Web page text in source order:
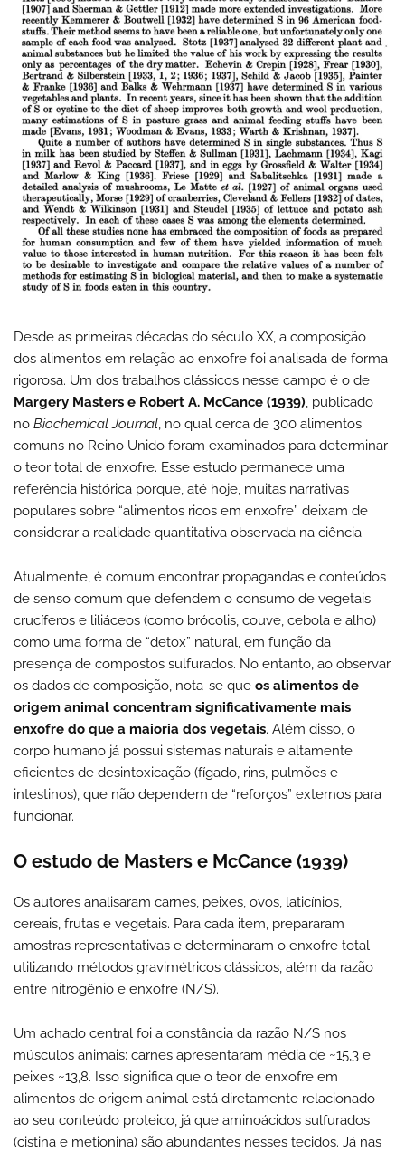
Desde as primeiras décadas do século XX, a composição
dos alimentos em relação ao enxofre foi analisada de forma
rigorosa. Um dos trabalhos clássicos nesse campo é o de
Margery Masters e Robert A. McCance (1939), publicado
no Biochemical Journal, no qual cerca de 300 alimentos
comuns no Reino Unido foram examinados para determinar
o teor total de enxofre. Esse estudo permanece uma
referência histórica porque, até hoje, muitas narrativas
populares sobre “alimentos ricos em enxofre” deixam de
considerar a realidade quantitativa observada na ciência.
Atualmente, é comum encontrar propagandas e conteúdos
de senso comum que defendem o consumo de vegetais
crucíferos e liliáceos (como brócolis, couve, cebola e alho)
como uma forma de “detox” natural, em função da
presença de compostos sulfurados. No entanto, ao observar
os dados de composição, nota-se que os alimentos de
origem animal concentram significativamente mais
enxofre do que a maioria dos vegetais. Além disso, o
corpo humano já possui sistemas naturais e altamente
eficientes de desintoxicação (fígado, rins, pulmões e
intestinos), que não dependem de “reforços” externos para
funcionar.
O estudo de Masters e McCance (1939)
Os autores analisaram carnes, peixes, ovos, laticínios,
cereais, frutas e vegetais. Para cada item, prepararam
amostras representativas e determinaram o enxofre total
utilizando métodos gravimétricos clássicos, além da razão
entre nitrogênio e enxofre (N/S).
Um achado central foi a constância da razão N/S nos
músculos animais: carnes apresentaram média de ~15,3 e
peixes ~13,8. Isso significa que o teor de enxofre em
alimentos de origem animal está diretamente relacionado
ao seu conteúdo proteico, já que aminoácidos sulfurados
(cistina e metionina) são abundantes nesses tecidos. Já nas